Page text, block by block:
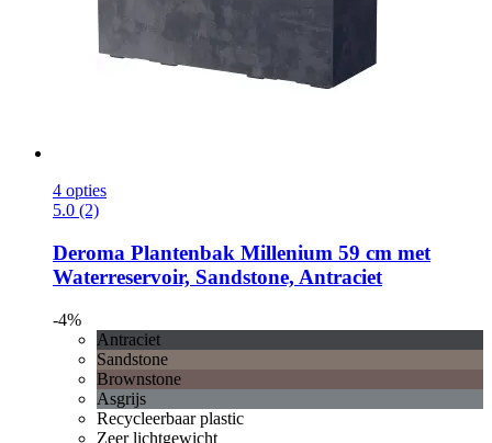
4 opties
5.0 (2)
Deroma Plantenbak Millenium 59 cm met
Waterreservoir, Sandstone, Antraciet
-4%
Antraciet
Sandstone
Brownstone
Asgrijs
Recycleerbaar plastic
Zeer lichtgewicht